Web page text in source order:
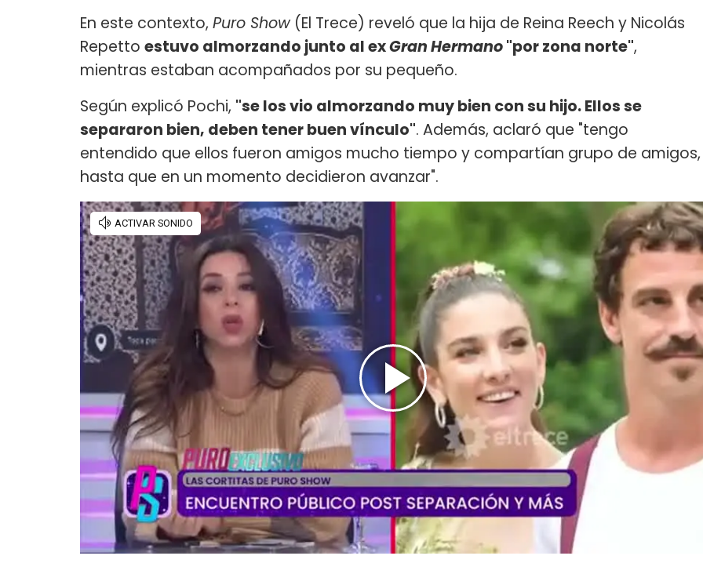
En este contexto, Puro Show(El Trece) reveló que la hija de Reina Reech y Nicolás
Repetto estuvo almorzando junto al exGran Hermano"por zona norte",
mientras estaban acompañados por su pequeño.
Según explicó Pochi, "se los vio almorzando muy bien con su hijo. Ellos se
separaron bien, deben tener buen vínculo". Además, aclaró que "tengo
entendido que ellos fueron amigos mucho tiempo y compartían grupo de amigos,
hasta que en un momento decidieron avanzar".